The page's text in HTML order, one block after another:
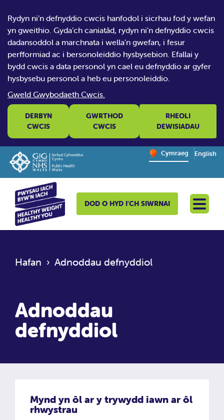
Rydyn ni’n defnyddio cwcis hanfodol i sicrhau fod y wefan
yn gweithio. Gyda’ch caniatâd, rydyn ni’n defnyddio cwcis
dadansoddol a marchnata i wella’n gwefan, i fesur
perfformiad ac i bersonoleiddio hysbysebion. Efallai y
bydd cwcis a data personol yn cael eu defnyddio ar gyfer
hysbysebu personol a heb eu personoleiddio.
Gweld Gwybodaeth Cwcis.
DERBYN
CWCIS
GWRTHOD
CWCIS
RHEOLI
DEWISIADAU
Change website
Cymraeg English
– Newid
DOD O HYD I'CH SIWRNAI
Hafan › Adnoddau defnyddiol
Adnoddau
defnyddiol
Mynd yn ôl ar y trywydd iawn ar ôl
rhwystrau